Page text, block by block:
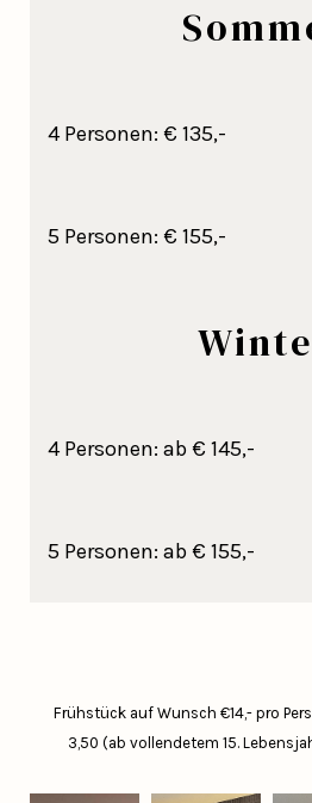
4 Personen: € 135,-
5 Personen: € 155,-
4 Personen: ab € 145,-
5 Personen: ab € 155,-
Frühstück auf Wunsch €14,- pro
3,50 (ab vollendetem 15.